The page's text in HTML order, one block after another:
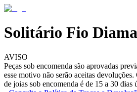
Solitário Fio
AVISO
Peças sob encomenda são aprovadas
esse motivo não serão aceitas
de joias sob encomenda é de 15 a 30 dias